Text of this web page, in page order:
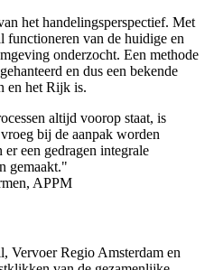
het handelingsperspectief. Met
functioneren van de huidige en
onderzocht. Een methode
en dus een bekende
en het Rijk is.
altijd voorop staat, is
bij de aanpak worden
een gedragen integrale
gemaakt."
APPM
Vervoer Regio Amsterdam en